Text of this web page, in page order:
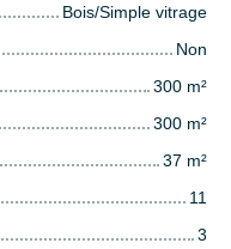
Bois/Simple vitrage
Non
300 m²
300 m²
37 m²
11
3